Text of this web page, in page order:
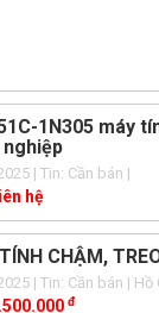
1N305 máy
| Tin: Cần bán |
hệ
CHẬM,
| Tin: Cần bán | Hồ
đ